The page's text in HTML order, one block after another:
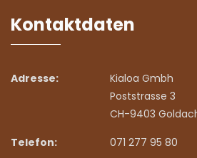
Kontaktdaten
Adresse:
Kialoa Gmbh
Poststrasse 3
CH-9403
Telefon:
071 277 95 80